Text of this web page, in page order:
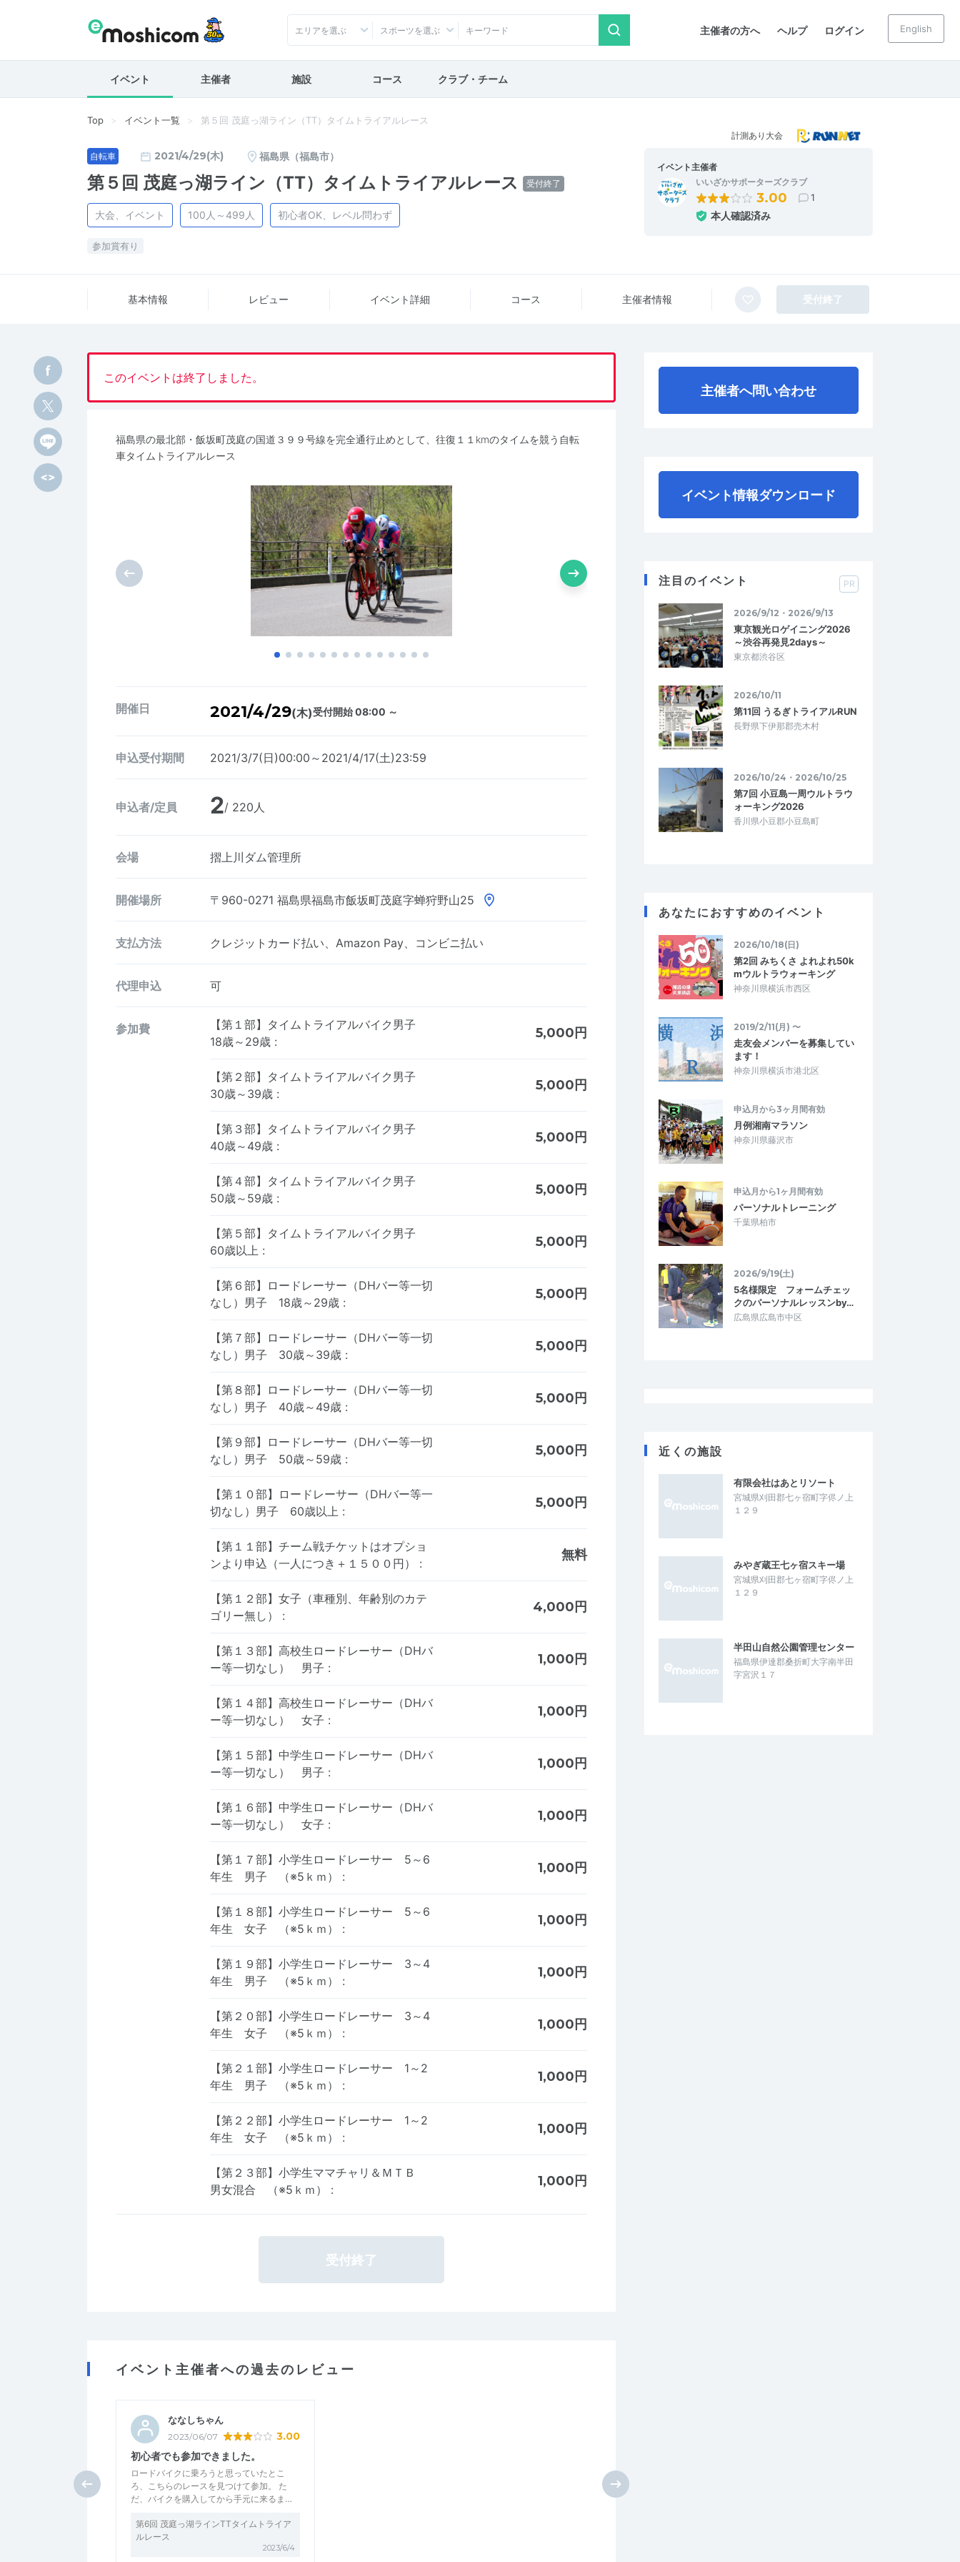
主催者の方へ ヘルプ ログイン
エリアを選ぶ スポーツを選ぶ English
イベント 主催者 施設 コース クラブ・チーム
Top イベント一覧 第５回 茂庭っ湖ライン（TT）タイムトライアルレース
自転車
計測あり大会
2021/4/29(木) 福島県（福島市）
第５回 茂庭っ湖ライン（TT）タイムトライアルレース 受付終了
大会、イベント 100人～499人 初心者OK、レベル問わず
参加賞有り
イベント主催者
いいざかサポーターズクラブ
3.00 1
本人確認済み
基本情報 レビュー イベント詳細 コース 主催者情報 受付終了
このイベントは終了しました。
福島県の最北部・飯坂町茂庭の国道３９９号線を完全通行止めとして、往復１１kmのタイムを競う自転
車タイムトライアルレース
開催日 2021/4/29(木)受付開始 08:00 ～
申込受付期間 2021/3/7(日)00:00～2021/4/17(土)23:59
申込者/定員 2/ 220人
会場 摺上川ダム管理所
開催場所 〒960-0271 福島県福島市飯坂町茂庭字蝉狩野山25
支払方法 クレジットカード払い、Amazon Pay、コンビニ払い
代理申込 可
参加費
【第１部】タイムトライアルバイク男子
18歳～29歳 :
5,000円
【第２部】タイムトライアルバイク男子
30歳～39歳 :
5,000円
【第３部】タイムトライアルバイク男子
40歳～49歳 :
5,000円
【第４部】タイムトライアルバイク男子
50歳～59歳 :
5,000円
【第５部】タイムトライアルバイク男子
60歳以上 :
5,000円
【第６部】ロードレーサー（DHバー等一切
なし）男子 18歳～29歳 :
5,000円
【第７部】ロードレーサー（DHバー等一切
なし）男子 30歳～39歳 :
5,000円
【第８部】ロードレーサー（DHバー等一切
なし）男子 40歳～49歳 :
5,000円
【第９部】ロードレーサー（DHバー等一切
なし）男子 50歳～59歳 :
5,000円
【第１０部】ロードレーサー（DHバー等一
切なし）男子 60歳以上 :
5,000円
【第１１部】チーム戦チケットはオプショ
ンより申込（一人につき＋１５００円） :
無料
【第１２部】女子（車種別、年齢別のカテ
ゴリー無し） :
4,000円
【第１３部】高校生ロードレーサー（DHバ
ー等一切なし） 男子 :
1,000円
【第１４部】高校生ロードレーサー（DHバ
ー等一切なし） 女子 :
1,000円
【第１５部】中学生ロードレーサー（DHバ
ー等一切なし） 男子 :
1,000円
【第１６部】中学生ロードレーサー（DHバ
ー等一切なし） 女子 :
1,000円
【第１７部】小学生ロードレーサー 5～6
年生 男子 （※5ｋｍ） :
1,000円
【第１８部】小学生ロードレーサー 5～6
年生 女子 （※5ｋｍ） :
1,000円
【第１９部】小学生ロードレーサー 3～4
年生 男子 （※5ｋｍ） :
1,000円
【第２０部】小学生ロードレーサー 3～4
年生 女子 （※5ｋｍ） :
1,000円
【第２１部】小学生ロードレーサー 1～2
年生 男子 （※5ｋｍ） :
1,000円
【第２２部】小学生ロードレーサー 1～2
年生 女子 （※5ｋｍ） :
1,000円
【第２３部】小学生ママチャリ＆ＭＴＢ
男女混合 （※5ｋｍ） :
1,000円
受付終了
イベント主催者への過去のレビュー
ななしちゃん
2023/06/07 3.00
初心者でも参加できました。
ロードバイクに乗ろうと思っていたとこ
ろ、こちらのレースを見つけて参加。 た
だ、バイクを購入してから手元に来るま…
第6回 茂庭っ湖ラインTTタイムトライア
ルレース
2023/6/4
主催者へ問い合わせ
イベント情報ダウンロード
注目のイベント PR
2026/9/12・2026/9/13
東京観光ロゲイニング2026
～渋谷再発見2days～
東京都渋谷区
2026/10/11
第11回 うるぎトライアルRUN
長野県下伊那郡売木村
2026/10/24・2026/10/25
第7回 小豆島一周ウルトラウ
ォーキング2026
香川県小豆郡小豆島町
あなたにおすすめのイベント
2026/10/18(日)
第2回 みちくさ よれよれ50k
mウルトラウォーキング
神奈川県横浜市西区
2019/2/11(月) 〜
走友会メンバーを募集してい
ます！
神奈川県横浜市港北区
申込月から3ヶ月間有効
月例湘南マラソン
神奈川県藤沢市
申込月から1ヶ月間有効
パーソナルトレーニング
千葉県柏市
2026/9/19(土)
5名様限定 フォームチェッ
クのパーソナルレッスンby…
広島県広島市中区
近くの施設
有限会社はあとリソート
宮城県刈田郡七ヶ宿町字侭ノ上
１２９
みやぎ蔵王七ヶ宿スキー場
宮城県刈田郡七ヶ宿町字侭ノ上
１２９
半田山自然公園管理センター
福島県伊達郡桑折町大字南半田
字宮沢１７